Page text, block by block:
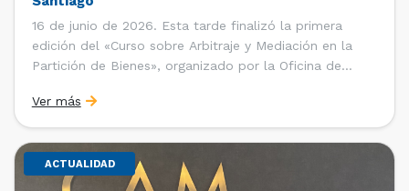
16 de junio de 2026. Esta tarde finalizó la primera
edición del «Curso sobre Arbitraje y Mediación en la
Partición de Bienes», organizado por la Oficina de
Arbitraje y Mediación (CAM) de la Cámara de Comercio
de Santiago (CCS). El curso contó con […]
Ver más
ACTUALIDAD